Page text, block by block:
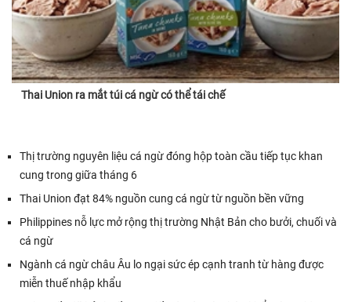
Thai Union ra mắt túi cá ngừ có thể tái chế
Thị trường nguyên liệu cá ngừ đóng hộp toàn cầu tiếp tục khan
cung trong giữa tháng 6
Thai Union đạt 84% nguồn cung cá ngừ từ nguồn bền vững
Philippines nỗ lực mở rộng thị trường Nhật Bản cho bưởi, chuối và
cá ngừ
Ngành cá ngừ châu Âu lo ngại sức ép cạnh tranh từ hàng được
miễn thuế nhập khẩu